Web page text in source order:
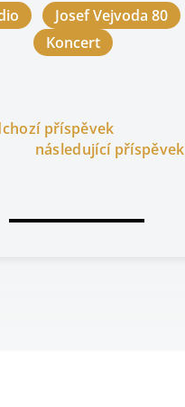
Josef Vejvoda 80
Koncert
příspěvek
následující příspěvek